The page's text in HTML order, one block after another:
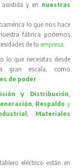
y en nuestras
lo que nos hace
fábrica podemos
de tu empresa
lo que necesitas desde
a gran escala, como
de poder
y Distribución
Respaldo y
Materiales
eléctrico están en